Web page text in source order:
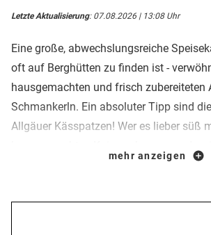
Letzte Aktualisierung: 07.08.2026 | 13:08 Uhr
Eine große, abwechslungsreiche
oft auf Berghütten zu finden ist -
hausgemachten und frisch zubereiteten
Schmankerln. Ein absoluter Tipp sind
Allgäuer Kässpatzen! Wer es lieber süß
erfreuen - wie geschaffen für ein
mehr anzeigen